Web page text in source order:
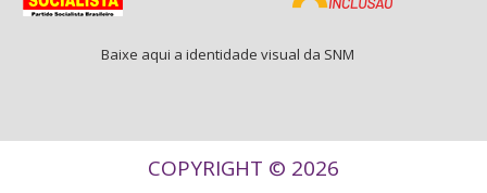
Baixe aqui a identidade visual da SNM
COPYRIGHT © 2026